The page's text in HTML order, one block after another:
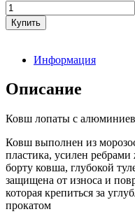
Информация
Описание
Ковш лопаты с
Ковш выполнен из
пластика, усилен
борту ковша, глубокой
защищена от износа и
которая крепиться за
прокатом